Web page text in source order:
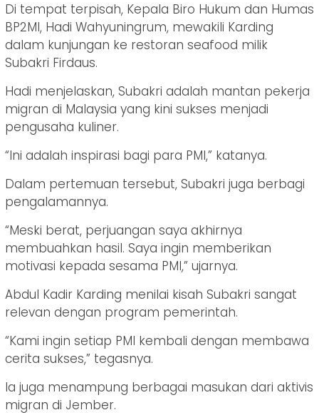
Di tempat terpisah, Kepala Biro Hukum dan Humas
BP2MI, Hadi Wahyuningrum, mewakili Karding
dalam kunjungan ke restoran seafood milik
Subakri Firdaus.
Hadi menjelaskan, Subakri adalah mantan pekerja
migran di Malaysia yang kini sukses menjadi
pengusaha kuliner.
“Ini adalah inspirasi bagi para PMI,” katanya.
Dalam pertemuan tersebut, Subakri juga berbagi
pengalamannya.
“Meski berat, perjuangan saya akhirnya
membuahkan hasil. Saya ingin memberikan
motivasi kepada sesama PMI,” ujarnya.
Abdul Kadir Karding menilai kisah Subakri sangat
relevan dengan program pemerintah.
“Kami ingin setiap PMI kembali dengan membawa
cerita sukses,” tegasnya.
Ia juga menampung berbagai masukan dari aktivis
migran di Jember.